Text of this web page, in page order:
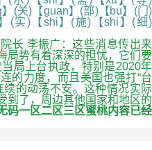
(关)【guan】(部)【bu】(门)
(实)【shi】(施)【shi】(细)
李振广：这些消息传出来
局势有着深深的担忧，它们要
局上台执政，特别是2020年
的力度，而且美国也强打“台
的动荡不安。这种情况实际
到了，周边其他国家和地区的
码一区二区三区蜜桃内容已经